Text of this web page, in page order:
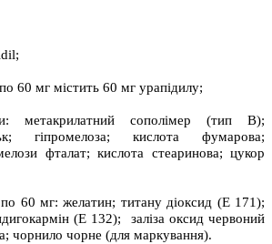
60 мг містить 60 мг урапідилу;
метакрилатний сополімер (тип В);
гіпромелоза; кислота фумарова;
фталат; кислота стеаринова; цукор
60 мг: желатин; титану діоксид (Е 171);
(Е 132); заліза оксид червоний
чорнило чорне (для маркування).